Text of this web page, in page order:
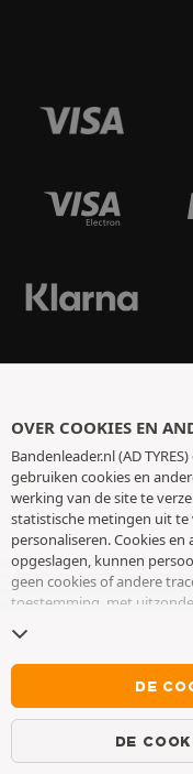
OVER COOKIES EN
Bandenleader.nl (AD
gebruiken cookies en
werking van de site te
statistische metingen uit te
personaliseren. Cookies
opgeslagen, kunnen
geen cookies of andere
toestemming, met
toestemming op elk
cookies en andere tracers
surfen zonder het
aanvaarden. Weigering
TYRES. Voor meer informatie,
DE
DE